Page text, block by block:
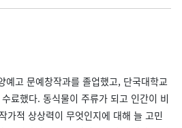
예고 문예창작과를 졸업했고, 단국대학교
료했다. 동식물이 주류가 되고 인간이 비
가적 상상력이 무엇인지에 대해 늘 고민